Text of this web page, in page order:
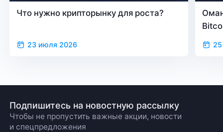
Что нужно крипторынку для роста?
23 июля 2026
Подпишитесь на новостную рассылку
Чтобы не пропустить важные акции, новости
и спецпредложения